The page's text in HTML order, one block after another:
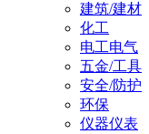
建筑/建材
化工
电工电气
五金/工具
安全/防护
环保
仪器仪表